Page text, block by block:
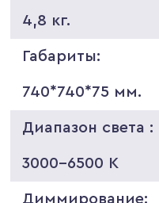
4,8 кг.
Габариты:
740*740*75 мм.
Диапазон света :
3000-6500 K
Диммирование: